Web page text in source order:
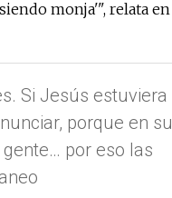
monja'", relata en
Si Jesús estuviera
porque en
por eso las